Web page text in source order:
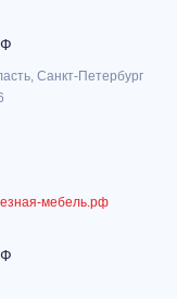
Санкт-Петербург
мебель.рф